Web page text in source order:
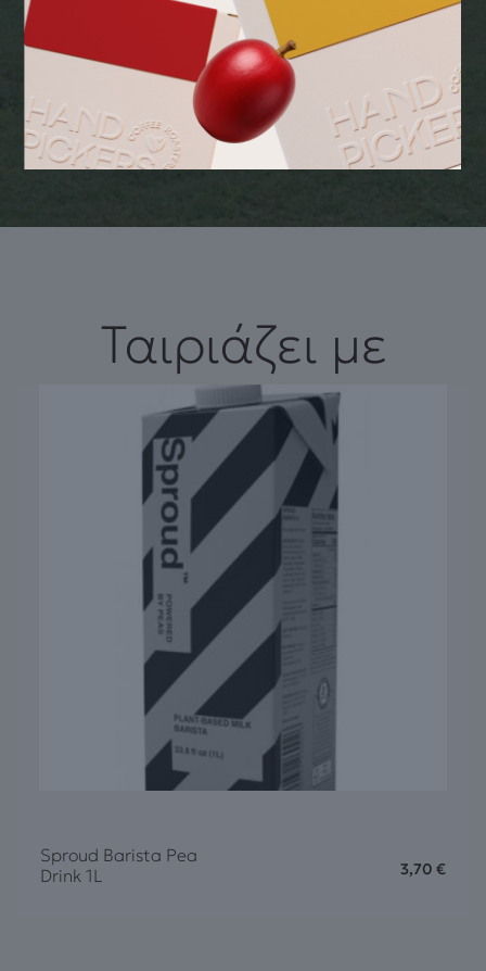
Δεν περιλαμβάνεται. Ακροφύσιο ατμού: Δεν περιλαμβάνεται.
Ρύθμιση ροής ατμού: Υποστηρίζεται. Μύλος καφέ: Διαθέτει.
Χωρητικότητα δοχείου καφέ σε κόκκους: 1200 γρ. Ρυθμίσεις
άλεσης: 9. Οθόνη αφής. Μεταλλική πλάκα θέρμανσης
φλιτζανιών: Δεν περιλαμβάνεται. Ισχύς: 1700 Watt. Βάρος: 15
κιλά. Εγγύηση Αντιπροσώπου Ελλάδας: 1 έτος. Διαστάσεις:
300x500x580 χιλιοστά. Τάση/Ισχύς: 230V/1700W.
Ταιριάζει με
Sproud Barista Pea
Drink 1L
3,70 €